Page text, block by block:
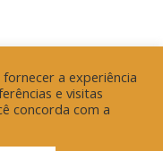
Publicitária
a experiência
e visitas
concorda com a